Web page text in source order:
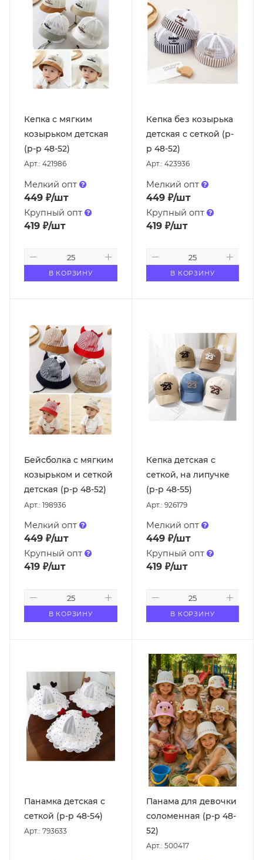
Кепка с мягким
козырьком детская
(р-р 48-52)
Арт.: 421986
Мелкий опт
449 ₽/шт
Крупный опт
419 ₽/шт
В КОРЗИНУ
Кепка без козырька
детская с сеткой (р-
р 48-52)
Арт.: 423936
Мелкий опт
449₽/шт
Крупный опт
419₽/шт
В КОРЗИНУ
Бейсболка с мягким
козырьком и сеткой
детская (р-р 48-52)
Арт.: 198936
Мелкий опт
449 ₽/шт
Крупный опт
419 ₽/шт
В КОРЗИНУ
Кепка детская с
сеткой, на липучке
(р-р 48-55)
Арт.: 926179
Мелкий опт
449₽/шт
Крупный опт
419₽/шт
В КОРЗИНУ
Панамка детская с
сеткой (р-р 48-54)
Арт.: 793633
Панама для девочки
соломенная (р-р 48-
52)
Арт.: 500417